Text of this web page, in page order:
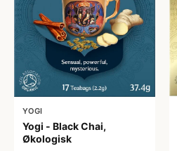
YOGI
Yogi - Black Chai,
Økologisk